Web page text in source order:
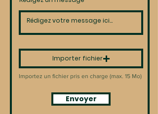
Importer fichier
Importez un fichier pris en charge (max. 15 Mo)
Envoyer